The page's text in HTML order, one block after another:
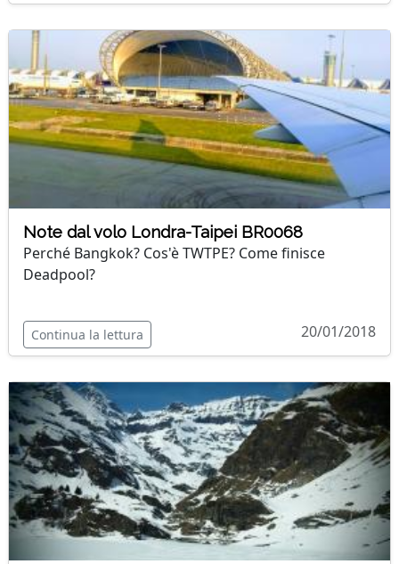
Note dal volo Londra-Taipei BR0068
Perché Bangkok? Cos'è TWTPE? Come finisce
Deadpool?
Continua la lettura 20/01/2018